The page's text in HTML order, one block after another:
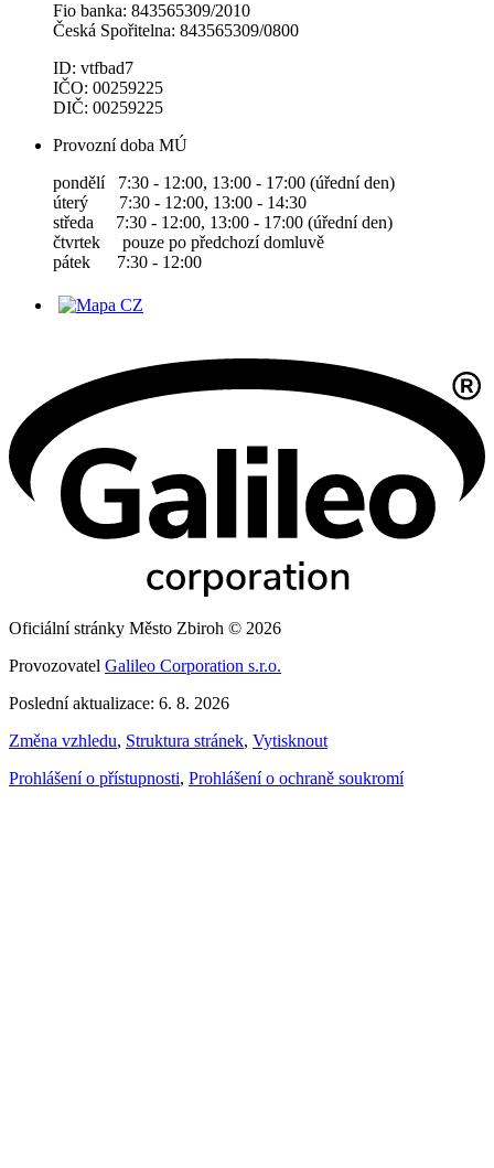
Fio banka: 843565309/2010
Česká Spořitelna: 843565309/0800
ID: vtfbad7
IČO: 00259225
DIČ: 00259225
Provozní doba MÚ
pondělí 7:30 - 12:00, 13:00 - 17:00 (úřední den)
úterý 7:30 - 12:00, 13:00 - 14:30
středa 7:30 - 12:00, 13:00 - 17:00 (úřední den)
čtvrtek pouze po předchozí domluvě
pátek 7:30 - 12:00
Oficiální stránky Město Zbiroh © 2026
Provozovatel Galileo Corporation s.r.o.
Poslední aktualizace: 6. 8. 2026
Změna vzhledu, Struktura stránek, Vytisknout
Prohlášení o přístupnosti, Prohlášení o ochraně soukromí